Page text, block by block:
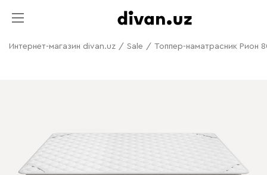
Интернет-магазин divan.uz / Sale / Топпер-наматрасник Рион